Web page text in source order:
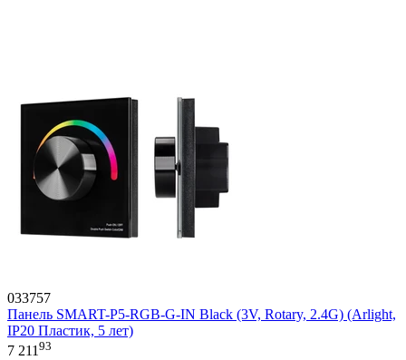
033757
Панель SMART-P5-RGB-G-IN Black (3V, Rotary, 2.4G) (Arlight,
IP20 Пластик, 5 лет)
7 21193